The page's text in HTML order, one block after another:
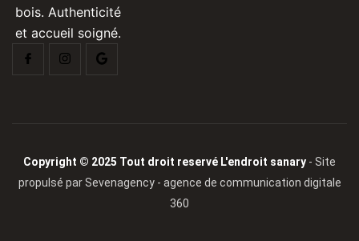
bois. Authenticité
et accueil soigné.
Copyright © 2025 Tout droit reservé L'endroit sanary - Site
propulsé par Sevenagency - agence de communication digitale
360